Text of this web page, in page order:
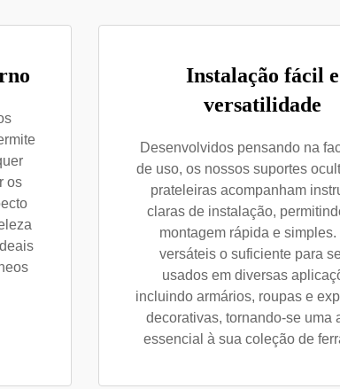
os
Instalação fácil e
versatilidade
Desenvolvidos pensando na
de uso, os nossos suportes
prateleiras acompanham
claras de instalação,
montagem rápida e simples.
versáteis o suficiente para
usados em diversas
incluindo armários, roupas e
decorativas, tornando-se uma
essencial à sua coleção de